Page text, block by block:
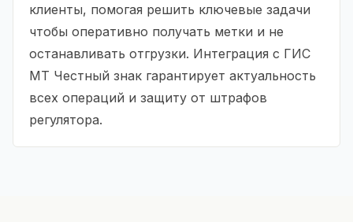
клиенты, помогая решить ключевые задачи
чтобы оперативно получать метки и не
останавливать отгрузки. Интеграция с ГИС
МТ Честный знак гарантирует актуальность
всех операций и защиту от штрафов
регулятора.